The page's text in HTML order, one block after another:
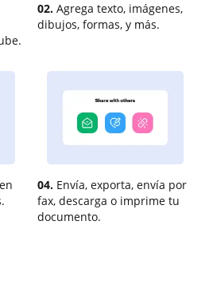
02. Agrega texto, imágenes,
dibujos, formas, y más.
04. Envía, exporta, envía por
fax, descarga o imprime tu
documento.